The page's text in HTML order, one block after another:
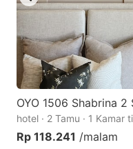
OYO 1506 Shabrina 2
hotel · 2 Tamu · 1 Kamar
Rp 118.241 /malam